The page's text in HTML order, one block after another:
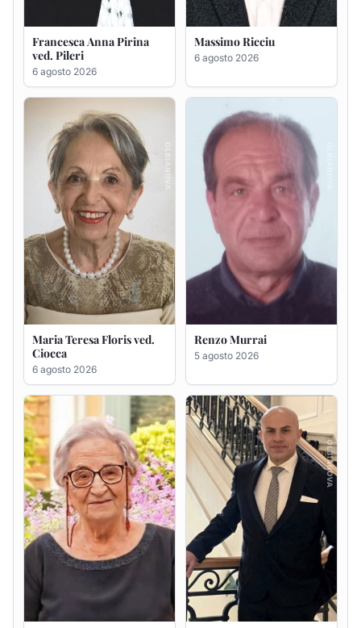
Francesca Anna Pirina
ved. Pileri
6 agosto 2026
Massimo Ricciu
6 agosto 2026
Maria Teresa Floris ved.
Ciocca
6 agosto 2026
Renzo Murrai
5 agosto 2026